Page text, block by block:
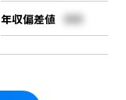
年収偏差値 000